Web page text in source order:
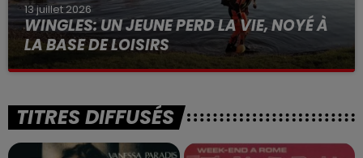
13 juillet 2026
WINGLES: UN JEUNE PERD LA VIE, NOYÉ À
LA BASE DE LOISIRS
La victime a coulé à pic
TITRES DIFFUSÉS